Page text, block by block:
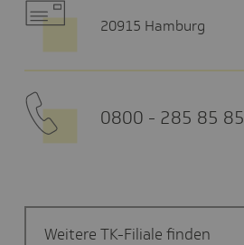
20915 Hamburg
0800 - 285 85 85
Weitere TK-Filiale finden